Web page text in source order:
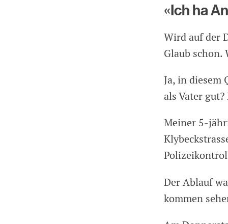
«Ich ha
Wird auf der
Glaub schon.
Ja, in diesem
als Vater
Meiner 5-
Der Ablauf
kommen